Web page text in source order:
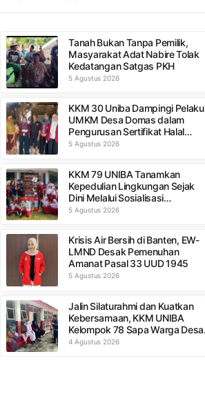
Tanah Bukan Tanpa Pemilik,
Masyarakat Adat Nabire Tolak
Kedatangan Satgas PKH
5 Agustus 2026
KKM 30 Uniba Dampingi Pelaku
UMKM Desa Domas dalam
Pengurusan Sertifikat Halal
Produk
5 Agustus 2026
KKM 79 UNIBA Tanamkan
Kepedulian Lingkungan Sejak
Dini Melalui Sosialisasi
Pengelolaan Sampah di SDN 1
5 Agustus 2026
Krisis Air Bersih di Banten, EW-
LMND Desak Pemenuhan
Amanat Pasal 33 UUD 1945
5 Agustus 2026
Jalin Silaturahmi dan Kuatkan
Kebersamaan, KKM UNIBA
Kelompok 78 Sapa Warga Desa
Sumurbandung
4 Agustus 2026